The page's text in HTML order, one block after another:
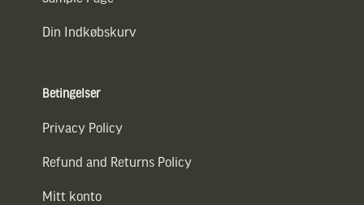
Din Indkøbskurv
Betingelser
Privacy Policy
Refund and Returns Policy
Mitt konto